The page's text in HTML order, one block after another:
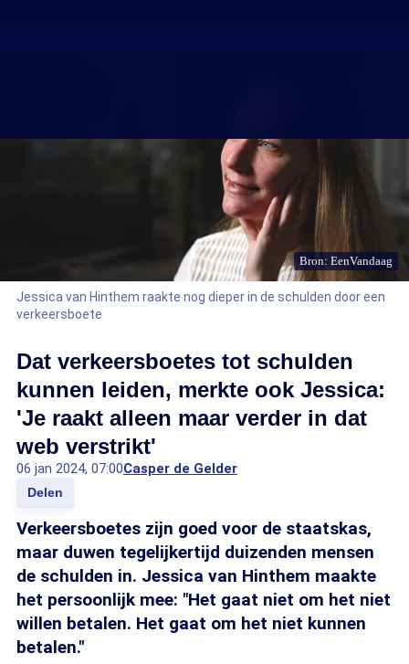
Bron: EenVandaag
Jessica van Hinthem raakte nog dieper in de schulden door een
verkeersboete
Dat verkeersboetes tot schulden
kunnen leiden, merkte ook Jessica:
'Je raakt alleen maar verder in dat
web verstrikt'
06 jan 2024, 07:00Casper de Gelder
Delen
Verkeersboetes zijn goed voor de staatskas,
maar duwen tegelijkertijd duizenden mensen
de schulden in. Jessica van Hinthem maakte
het persoonlijk mee: "Het gaat niet om het niet
willen betalen. Het gaat om het niet kunnen
betalen."